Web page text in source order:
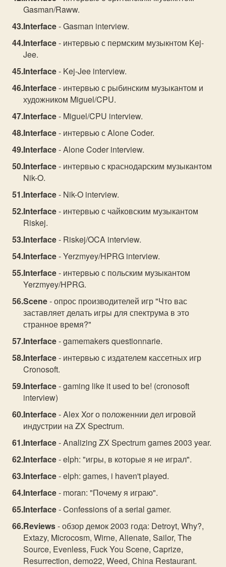
Gasman/Raww.
Interface- Gasman interview.
Interface- интервью с пермским музыкнтом Kej-
Jee.
Interface- Kej-Jee interview.
Interface- интервью с рыбинским музыкантом и
художником Miguel/CPU.
Interface- Miguel/CPU interview.
Interface- интервью с Alone Coder.
Interface- Alone Coder interview.
Interface- интервью с краснодарским музыкантом
Nik-O.
Interface- Nik-O interview.
Interface- интервью с чайковским музыкантом
Riskej.
Interface- Riskej/OCA interview.
Interface- Yerzmyey/HPRG interview.
Interface- интервью с польским музыкантом
Yerzmyey/HPRG.
Scene- опрос производителей игр "Что вас
заставляет делать игры для спектрума в это
странное время?"
Interface- gamemakers questionnarie.
Interface- интервью с издателем кассетных игр
Cronosoft.
Interface- gaming like it used to be! (cronosoft
interview)
Interface- Alex Xor о положеннии дел игровой
индустрии на ZX Spectrum.
Interface- Analizing ZX Spectrum games 2003 year.
Interface- elph: "игры, в которые я не играл".
Interface- elph: games, i haven't played.
Interface- moran: "Почему я играю".
Interface- Confessions of a serial gamer.
Reviews- обзор демок 2003 года: Detroyt, Why?,
Extazy, Microcosm, Wirne, Alienate, Sailor, The
Source, Evenless, Fuck You Scene, Caprize,
Resurrection, demo22, Weed, China Restaurant.